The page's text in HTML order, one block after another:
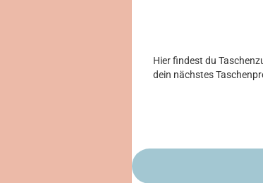
Hier findest du
dein nächstes